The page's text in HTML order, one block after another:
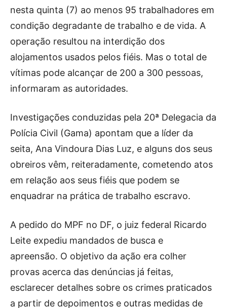
nesta quinta (7) ao menos 95 trabalhadores em
condição degradante de trabalho e de vida. A
operação resultou na interdição dos
alojamentos usados pelos fiéis. Mas o total de
vítimas pode alcançar de 200 a 300 pessoas,
informaram as autoridades.
Investigações conduzidas pela 20ª Delegacia da
Polícia Civil (Gama) apontam que a líder da
seita, Ana Vindoura Dias Luz, e alguns dos seus
obreiros vêm, reiteradamente, cometendo atos
em relação aos seus fiéis que podem se
enquadrar na prática de trabalho escravo.
A pedido do MPF no DF, o juiz federal Ricardo
Leite expediu mandados de busca e
apreensão. O objetivo da ação era colher
provas acerca das denúncias já feitas,
esclarecer detalhes sobre os crimes praticados
a partir de depoimentos e outras medidas de